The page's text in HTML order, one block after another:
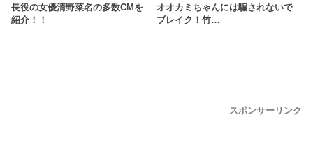
長役の女優清野菜名の多数CMを
紹介！！
オオカミちゃんには騙されないで
ブレイク！竹…
スポンサーリンク